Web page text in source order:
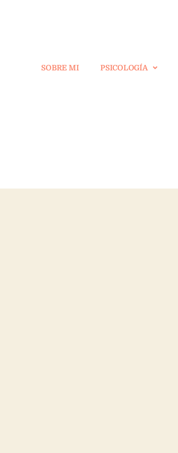
SOBRE MI PSICOLOGÍA